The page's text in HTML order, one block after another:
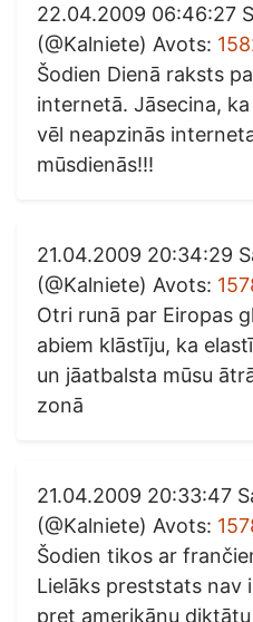
22.04.2009 06:46:27
(@Kalniete) Avots:
Šodien Dienā raksts
internetā. Jāsecina,
vēl neapzinās
mūsdienās!!!
21.04.2009 20:34:29
(@Kalniete) Avots:
Otri runā par Eiropas
abiem klāstīju, ka
un jāatbalsta mūsu
zonā
21.04.2009 20:33:47
(@Kalniete) Avots:
Šodien tikos ar
Lielāks preststats nav
pret amerikāņu